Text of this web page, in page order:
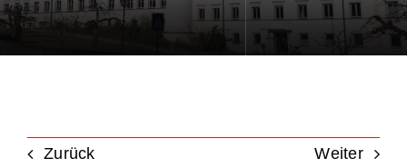
Schule & Unterricht
Unterstützung
Zurück Weiter